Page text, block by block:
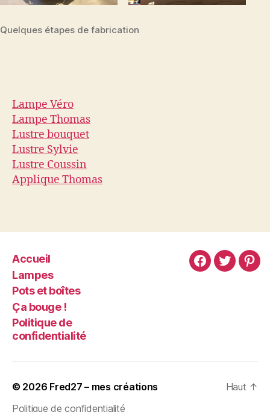
Quelques étapes de fabrication
Lampe Véro
Lampe Thomas
Lustre bouquet
Lustre Sylvie
Lustre Coussin
Applique Thomas
Accueil
Lampes
Pots et boîtes
Ça bouge !
Politique de
confidentialité
© 2026 Fred27 – mes créations
Politique de confidentialité
Haut ↑